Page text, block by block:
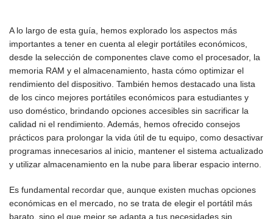
A lo largo de esta guía, hemos explorado los aspectos más
importantes a tener en cuenta al elegir portátiles económicos,
desde la selección de componentes clave como el procesador, la
memoria RAM y el almacenamiento, hasta cómo optimizar el
rendimiento del dispositivo. También hemos destacado una lista
de los cinco mejores portátiles económicos para estudiantes y
uso doméstico, brindando opciones accesibles sin sacrificar la
calidad ni el rendimiento. Además, hemos ofrecido consejos
prácticos para prolongar la vida útil de tu equipo, como desactivar
programas innecesarios al inicio, mantener el sistema actualizado
y utilizar almacenamiento en la nube para liberar espacio interno.
Es fundamental recordar que, aunque existen muchas opciones
económicas en el mercado, no se trata de elegir el portátil más
barato, sino el que mejor se adapta a tus necesidades sin